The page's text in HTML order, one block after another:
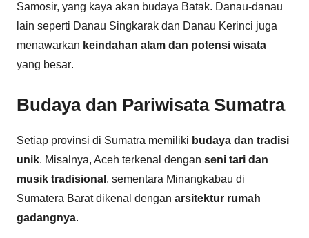
Samosir, yang kaya akan budaya Batak. Danau-danau
lain seperti Danau Singkarak dan Danau Kerinci juga
menawarkan keindahan alam dan potensi wisata
yang besar.
Budaya dan Pariwisata Sumatra
Setiap provinsi di Sumatra memiliki budaya dan tradisi
unik. Misalnya, Aceh terkenal dengan seni tari dan
musik tradisional , sementara Minangkabau di
Sumatera Barat dikenal dengan arsitektur rumah
gadangnya.